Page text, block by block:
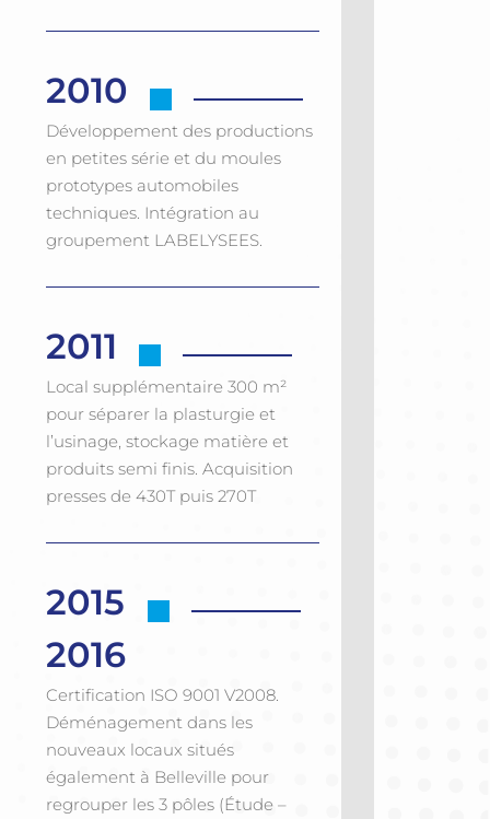
2010
Développement des productions
en petites série et du moules
prototypes automobiles
techniques. Intégration au
groupement LABELYSEES.
2011
Local supplémentaire 300 m²
pour séparer la plasturgie et
l’usinage, stockage matière et
produits semi finis. Acquisition
presses de 430T puis 270T
2015
2016
Certification ISO 9001 V2008.
Déménagement dans les
nouveaux locaux situés
également à Belleville pour
regrouper les 3 pôles (Étude –